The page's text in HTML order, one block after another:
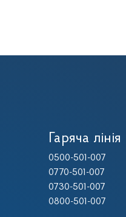
Гаряча лінія
0500-501-007
0770-501-007
0730-501-007
0800-501-007